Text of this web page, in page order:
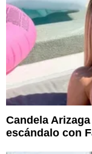
Candela
escándalo con